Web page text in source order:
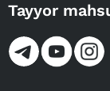
Tayyor